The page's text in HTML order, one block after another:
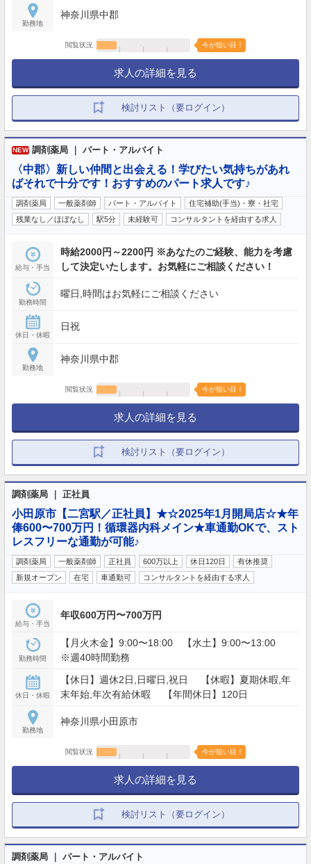
勤務地
神奈川県中郡
閲覧状況 今が狙い目！
求人の詳細を見る
検討リスト（要ログイン）
NEW 調剤薬局 ｜ パート・アルバイト
〈中郡〉新しい仲間と出会える！学びたい気持ちがあれ
ばそれで十分です！おすすめのパート求人です♪
調剤薬局 一般薬剤師 パート・アルバイト
住宅補助(手当)・寮・社宅
残業なし／ほぼなし
駅5分 未経験可 コンサルタントを経由する求人
給与・手当
時給2000円～2200円 ※あなたのご経験、能力を考慮
して決定いたします。お気軽にご相談ください！
勤務時間
曜日,時間はお気軽にご相談ください
休日・休暇
日祝
勤務地
神奈川県中郡
閲覧状況 今が狙い目！
求人の詳細を見る
検討リスト（要ログイン）
調剤薬局 ｜ 正社員
小田原市【二宮駅／正社員】★☆2025年1月開局店☆★年
俸600〜700万円！循環器内科メイン★車通勤OKで、スト
レスフリーな通勤が可能♪
調剤薬局 一般薬剤師 正社員 600万以上 休日120日
有休推奨
新規オープン
在宅 車通勤可 コンサルタントを経由する求人
給与・手当
年収600万円〜700万円
勤務時間
【月火木金】9:00〜18:00 【水土】9:00〜13:00
※週40時間勤務
休日・休暇
【休日】週休2日,日曜日,祝日 【休暇】夏期休暇,年
末年始,年次有給休暇 【年間休日】120日
勤務地
神奈川県小田原市
閲覧状況 今が狙い目！
求人の詳細を見る
検討リスト（要ログイン）
調剤薬局 ｜ パート・アルバイト